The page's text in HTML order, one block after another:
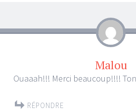
Malou
Ouaaah!!! Merci beaucoup!!!!
RÉPONDRE